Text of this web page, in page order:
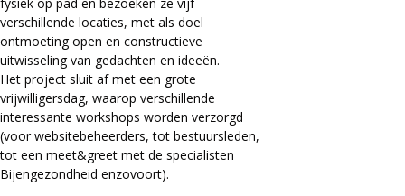
fysiek op pad en bezoeken ze vijf
verschillende locaties, met als doel
ontmoeting open en constructieve
uitwisseling van gedachten en ideeën.
Het project sluit af met een grote
vrijwilligersdag, waarop verschillende
interessante workshops worden verzorgd
(voor websitebeheerders, tot bestuursleden,
tot een meet&greet met de specialisten
Bijengezondheid enzovoort).